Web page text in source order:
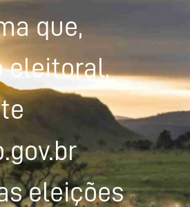
que,
eleitoral,
eleições